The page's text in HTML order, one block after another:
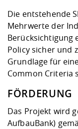
Die entstehende
Mehrwerte der
Berücksichtigung
Policy sicher und
Grundlage für
Common Criteria
FÖRDERUNG
Das Projekt wird
AufbauBank)